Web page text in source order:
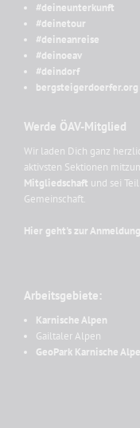
#deineunterkunft
#deinetour
#deineanreise
#deinoeav
#deindorf
bergsteigerdoerfer.org
Werde ÖAV-Mitglied
Wir laden Dich ganz
aktivsten Sektionen
Mitgliedschaft und sei
Gemeinschaft.
Hier geht's zur
Arbeitsgebiete:
Karnische Alpen
Gailtaler Alpen
GeoPark Karnische